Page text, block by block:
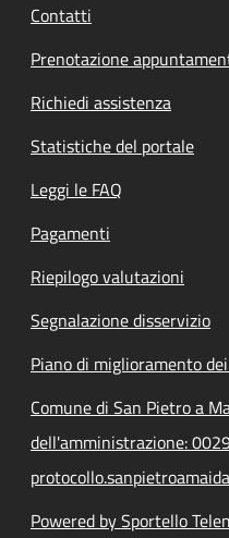
Contatti
Prenotazione
Richiedi assistenza
Statistiche del portale
Leggi le FAQ
Pagamenti
Riepilogo valutazioni
Segnalazione disservizio
Piano di miglioramento
Comune di San Pietro a
dell'amministrazione:
Powered by Sportello